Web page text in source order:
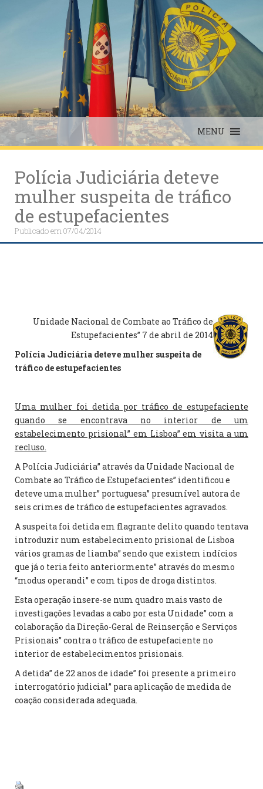
MENU
Polícia Judiciária deteve
mulher suspeita de tráfico
de estupefacientes
Publicado em07/04/2014
Unidade Nacional de Combate ao Tráfico de
Estupefacientes” 7 de abril de 2014
Polícia Judiciária deteve mulher suspeita de
tráfico de estupefacientes
Uma mulher foi detida por tráfico de estupefaciente
quando se encontrava no interior de um
estabelecimento prisional” em Lisboa” em visita a um
recluso.
A Polícia Judiciária” através da Unidade Nacional de
Combate ao Tráfico de Estupefacientes” identificou e
deteve uma mulher” portuguesa” presumível autora de
seis crimes de tráfico de estupefacientes agravados.
A suspeita foi detida em flagrante delito quando tentava
introduzir num estabelecimento prisional de Lisboa
vários gramas de liamba” sendo que existem indícios
que já o teria feito anteriormente” através do mesmo
“modus operandi” e com tipos de droga distintos.
Esta operação insere-se num quadro mais vasto de
investigações levadas a cabo por esta Unidade” com a
colaboração da Direção-Geral de Reinserção e Serviços
Prisionais” contra o tráfico de estupefaciente no
interior de estabelecimentos prisionais.
A detida” de 22 anos de idade” foi presente a primeiro
interrogatório judicial” para aplicação de medida de
coação considerada adequada.